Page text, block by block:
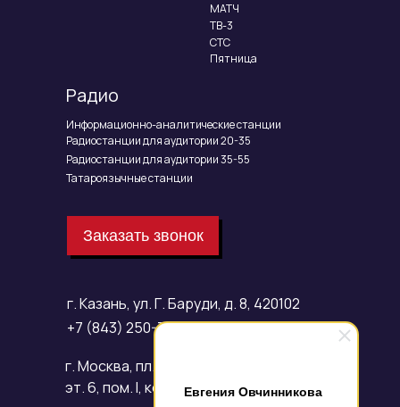
Евгения Овчинникова
г. Казань, ул. Г. Баруди, д. 8, 420102
+7 (843) 250-70-07
Заказать звонок
МАТЧ
Пятница
СТС
ТВ-3
Радио
Информационно-аналитические станции
Радиостанции для аудитории 20-35
Радиостанции для аудитории 35-55
г. Москва, пл. Смоленская, д. 3,
эт. 6, пом. I, ком. 90, 121099
Татароязычные станции